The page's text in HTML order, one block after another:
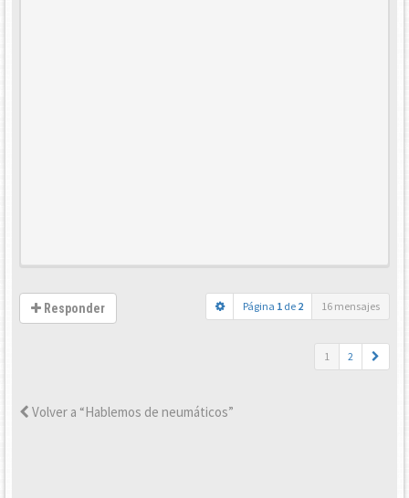
Responder Página 1 de 2 16 mensajes
1 2
Volver a “Hablemos de neumáticos”